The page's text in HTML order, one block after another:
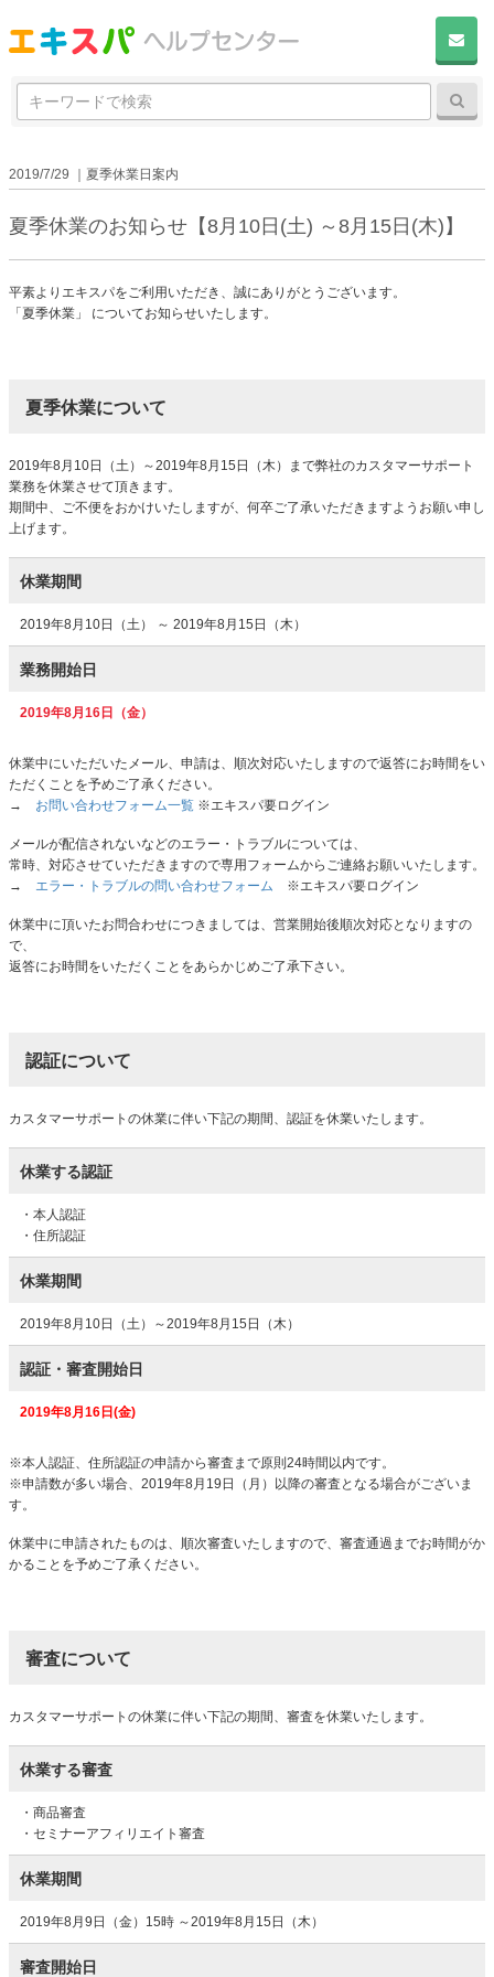
索:
2019/7/29 ｜夏季休業日案内
夏季休業のお知らせ【8月10日(土) ～8月15日(木)】
平素よりエキスパをご利用いただき、誠にありがとうございます。
「夏季休業」 についてお知らせいたします。
夏季休業について
2019年8月10日（土）～2019年8月15日（木）まで弊社のカスタマーサポート
業務を休業させて頂きます。
期間中、ご不便をおかけいたしますが、何卒ご了承いただきますようお願い申し
上げます。
休業期間
2019年8月10日（土） ～ 2019年8月15日（木）
業務開始日
2019年8月16日（金）
休業中にいただいたメール、申請は、順次対応いたしますので返答にお時間をい
ただくことを予めご了承ください。
→ お問い合わせフォーム一覧 ※エキスパ要ログイン
メールが配信されないなどのエラー・トラブルについては、
常時、対応させていただきますので専用フォームからご連絡お願いいたします。
→ エラー・トラブルの問い合わせフォーム ※エキスパ要ログイン
休業中に頂いたお問合わせにつきましては、営業開始後順次対応となりますの
で、
返答にお時間をいただくことをあらかじめご了承下さい。
認証について
カスタマーサポートの休業に伴い下記の期間、認証を休業いたします。
休業する認証
・本人認証
・住所認証
休業期間
2019年8月10日（土）～2019年8月15日（木）
認証・審査開始日
2019年8月16日(金)
※本人認証、住所認証の申請から審査まで原則24時間以内です。
※申請数が多い場合、2019年8月19日（月）以降の審査となる場合がございま
す。
休業中に申請されたものは、順次審査いたしますので、審査通過までお時間がか
かることを予めご了承ください。
審査について
カスタマーサポートの休業に伴い下記の期間、審査を休業いたします。
休業する審査
・商品審査
・セミナーアフィリエイト審査
休業期間
2019年8月9日（金）15時 ～2019年8月15日（木）
審査開始日